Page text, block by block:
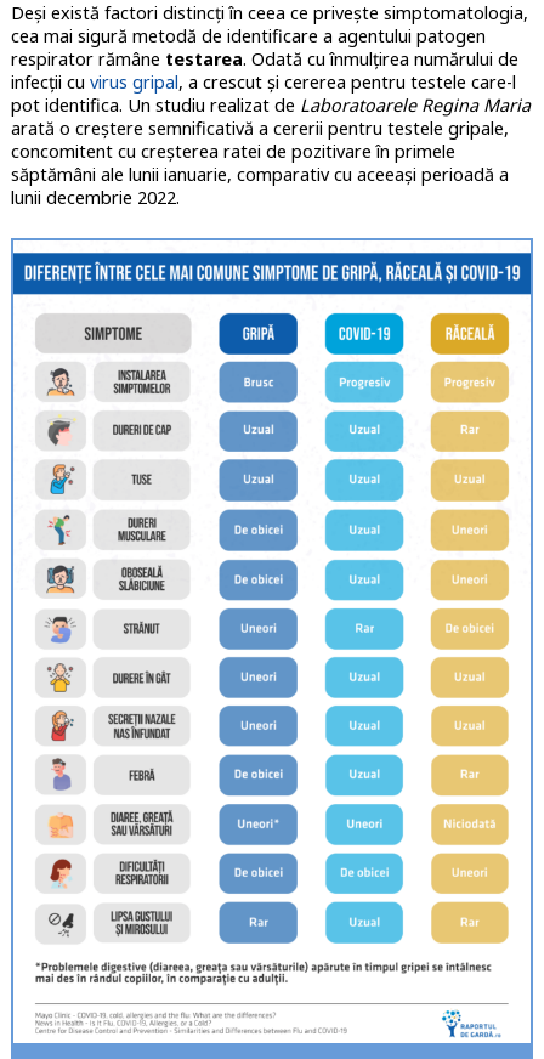
Deși există factori distincți în ceea ce privește simptomatologia,
cea mai sigură metodă de identificare a agentului patogen
respirator rămâne testarea. Odată cu înmulțirea numărului de
infecții cu virus gripal, a crescut și cererea pentru testele care-l
pot identifica. Un studiu realizat de Laboratoarele Regina Maria
arată o creștere semnificativă a cererii pentru testele gripale,
concomitent cu creșterea ratei de pozitivare în primele
săptămâni ale lunii ianuarie, comparativ cu aceeași perioadă a
lunii decembrie 2022.